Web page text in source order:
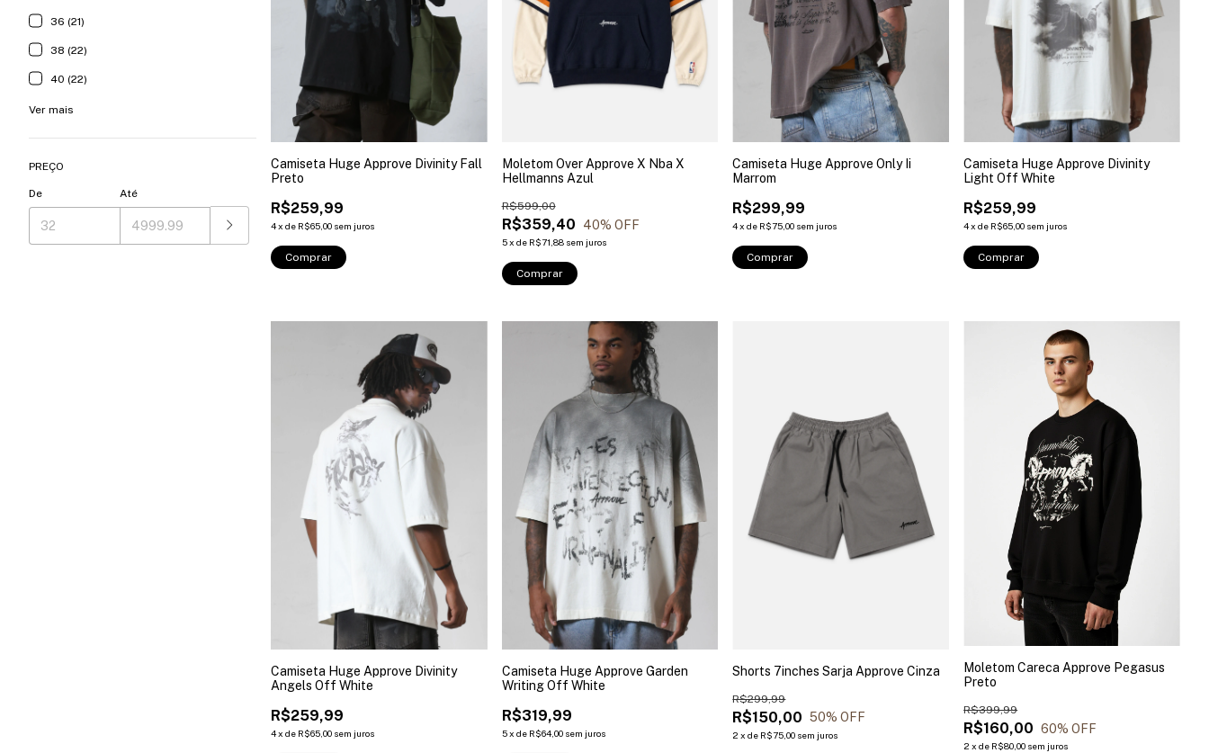
36 (21)
38 (22)
40 (22)
Ver mais
PREÇO
De Até
Camiseta Huge Approve Divinity Fall
Preto
R$259,99
4x de R$65,00 sem juros
Comprar
Moletom Over Approve X Nba X
Hellmanns Azul
R$359,40
R$599,00
40% OFF
5 x de R$71,88 sem juros
Comprar
Camiseta Huge Approve Only Ii
Marrom
R$299,99
4xde R$75,00 sem juros
Comprar
Camiseta Huge Approve Divinity
Light Off White
R$259,99
4xde R$65,00 sem juros
Comprar
Camiseta Huge Approve Divinity
Angels Off White
R$259,99
4x de R$65,00 sem juros
Camiseta Huge Approve Garden
Writing Off White
R$319,99
5 x de R$64,00 sem juros
Shorts 7inches Sarja Approve Cinza
R$150,00
R$299,99
50% OFF
2 xde R$75,00 sem juros
Moletom Careca Approve Pegasus
Preto
R$160,00
R$399,99
60% OFF
2 xde R$80,00 sem juros